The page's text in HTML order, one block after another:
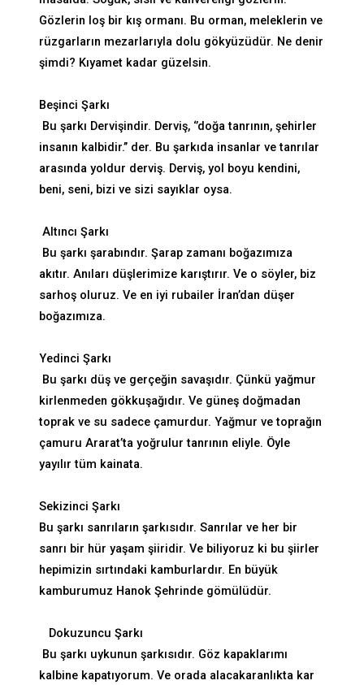
Gözlerin loş bir kış ormanı. Bu orman, meleklerin ve
rüzgarların mezarlarıyla dolu gökyüzüdür. Ne denir
şimdi? Kıyamet kadar güzelsin.
Beşinci Şarkı
Bu şarkı Dervişindir. Derviş, ‘’doğa tanrının, şehirler
insanın kalbidir.’’ der. Bu şarkıda insanlar ve tanrılar
arasında yoldur derviş. Derviş, yol boyu kendini,
beni, seni, bizi ve sizi sayıklar oysa.
Altıncı Şarkı
Bu şarkı şarabındır. Şarap zamanı boğazımıza
akıtır. Anıları düşlerimize karıştırır. Ve o söyler, biz
sarhoş oluruz. Ve en iyi rubailer İran’dan düşer
boğazımıza.
Yedinci Şarkı
Bu şarkı düş ve gerçeğin savaşıdır. Çünkü yağmur
kirlenmeden gökkuşağıdır. Ve güneş doğmadan
toprak ve su sadece çamurdur. Yağmur ve toprağın
çamuru Ararat’ta yoğrulur tanrının eliyle. Öyle
yayılır tüm kainata.
Sekizinci Şarkı
Bu şarkı sanrıların şarkısıdır. Sanrılar ve her bir
sanrı bir hür yaşam şiiridir. Ve biliyoruz ki bu şiirler
hepimizin sırtındaki kamburlardır. En büyük
kamburumuz Hanok Şehrinde gömülüdür.
Dokuzuncu Şarkı
Bu şarkı uykunun şarkısıdır. Göz kapaklarımı
kalbine kapatıyorum. Ve orada alacakaranlıkta kar